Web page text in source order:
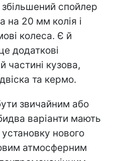
збільшений спойлер
на 20 мм колія і
колеса. Є й
додаткові
частині кузова,
та кермо.
звичайним або
варіанти мають
нового
атмосферним